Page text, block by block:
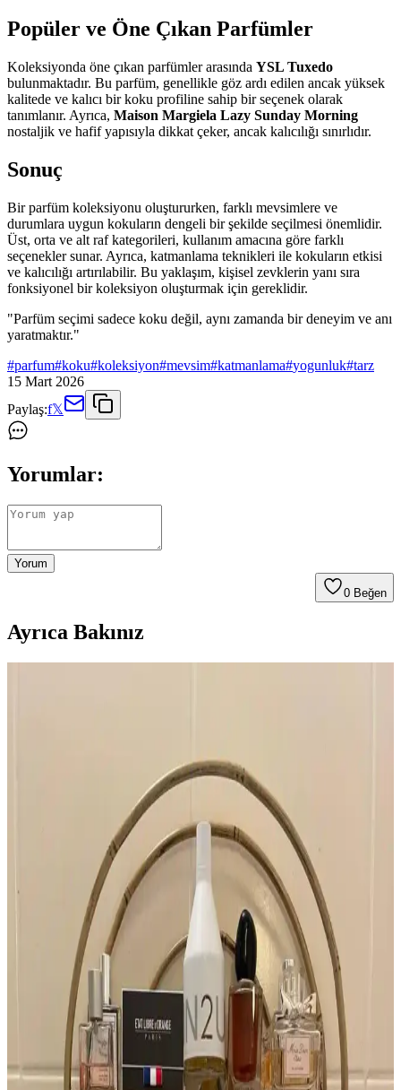
Popüler ve Öne Çıkan Parfümler
Koleksiyonda öne çıkan parfümler arasında YSL Tuxedo
bulunmaktadır. Bu parfüm, genellikle göz ardı edilen ancak yüksek
kalitede ve kalıcı bir koku profiline sahip bir seçenek olarak
tanımlanır. Ayrıca, Maison Margiela Lazy Sunday Morning
nostaljik ve hafif yapısıyla dikkat çeker, ancak kalıcılığı sınırlıdır.
Sonuç
Bir parfüm koleksiyonu oluştururken, farklı mevsimlere ve
durumlara uygun kokuların dengeli bir şekilde seçilmesi önemlidir.
Üst, orta ve alt raf kategorileri, kullanım amacına göre farklı
seçenekler sunar. Ayrıca, katmanlama teknikleri ile kokuların etkisi
ve kalıcılığı artırılabilir. Bu yaklaşım, kişisel zevklerin yanı sıra
fonksiyonel bir koleksiyon oluşturmak için gereklidir.
"Parfüm seçimi sadece koku değil, aynı zamanda bir deneyim ve anı
yaratmaktır."
#parfum#koku#koleksiyon#mevsim#katmanlama#yogunluk#tarz
15 Mart 2026
Paylaş:f𝕏
Yorumlar:
Yorum
0 Beğen
Ayrıca Bakınız
versiyonları arasındaki formül ve tasarım farkları, kullanıcı
deneyimleri ve şişe etiketlerinin önemi detaylı şekilde inceleniyor.
Lattafa Parfümleri: Kalite, Kullanıcı Deneyimleri ve
Fiyat-Performans Değerlendirmesi
Lattafa parfümleri uygun fiyatları ve çeşitli koku profilleriyle dikkat
çekiyor. Kullanıcı deneyimleri kalite ve kalıcılık konusunda farklılık
gösterirken, macerasyon süreci öneriliyor.
İlkbahar İçin Katmanlı Parfüm ve Doğal Koku
Önerileriyle Ferah Aromalar
İlkbahar için yeşil çay, armut ve elma gibi taze notalarla katmanlama
yöntemiyle oluşturulan parfüm ve koku önerileri, doğal ve hafif
aromalar sunarak kalıcı ferahlık sağlar.
Harajuku Lovers G ve Glossier Fleur Parfümleri:
Tropikal Koku Benzerlikleri ve Nostalji